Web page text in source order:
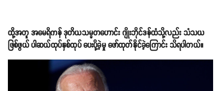
ထို့အတူ အမေရိကန် ဒုတိယသမ္မတဟောင်း ဂျိုးဘိုင်ဒန်ထံသို့လည်း သံသယ
ဖြစ်ဖွယ် ပါဆယ်ထုပ်နှစ်ထုပ် ပေးပို့ခဲ့မှု ဖော်ထုတ်နိုင်ခဲ့ကြောင်း သိရပါတယ်။